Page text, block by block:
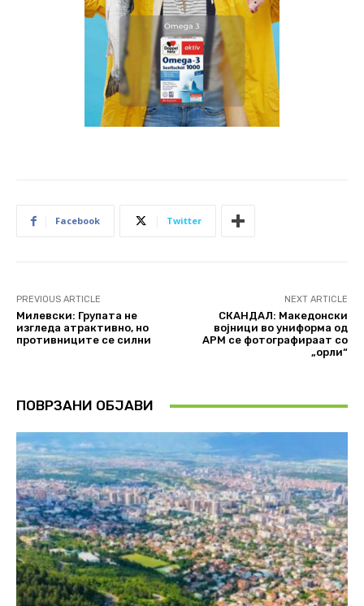
Facebook Twitter
PREVIOUS ARTICLE
Милевски: Групата не
изгледа атрактивно, но
противниците се силни
NEXT ARTICLE
СКАНДАЛ: Македонски
војници во униформа од
АРМ се фотографираат со
„орли“
ПОВРЗАНИ ОБЈАВИ